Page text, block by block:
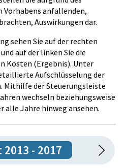
Rahmens, der eine
von einem gefährdeten
der allgem. Schulpflicht
besuchten Schule,
institutionellen
oder eines von ihm
Verpflichtenden
im Rahmen eines
bis hin zur Festnahme
konnte zum besseren
bei einer
unmündigen
nach § 38a
Ziel-Maßnahme:
Vorhabens anfallenden,
Auswirkungen dar.
sehen Sie auf der rechten
auf der linken Sie die
Kosten (Ergebnis). Unter
Aufschlüsselung der
Mithilfe der Steuerungsleiste
wechseln beziehungsweise
alle Jahre hinweg ansehen.
2013 - 2017